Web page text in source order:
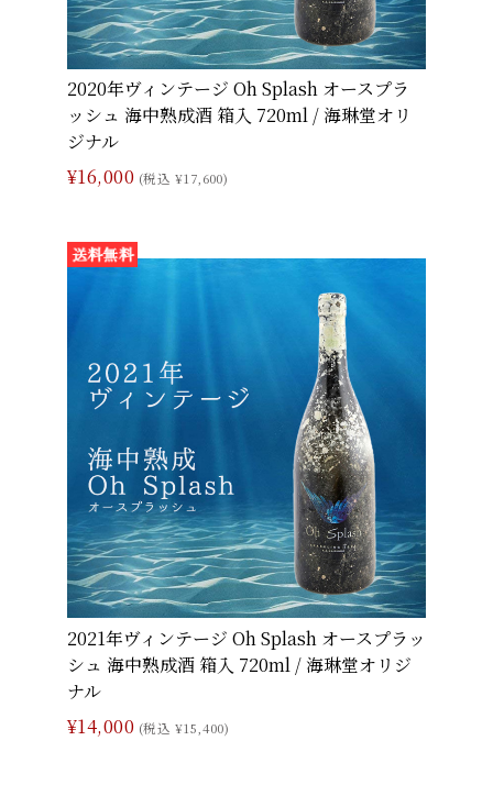
2020年ヴィンテージ Oh Splash オースプラ
ッシュ 海中熟成酒 箱入 720ml / 海琳堂オリ
ジナル
¥16,000 (税込 ¥17,600)
2021年ヴィンテージ Oh Splash オースプラッ
シュ 海中熟成酒 箱入 720ml / 海琳堂オリジ
ナル
¥14,000 (税込 ¥15,400)